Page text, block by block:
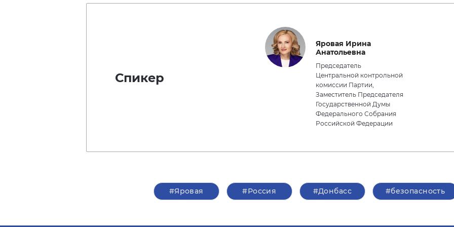
Спикер
Яровая Ирина
Анатольевна
Председатель
Центральной контрольной
комиссии Партии,
Заместитель Председателя
Государственной Думы
Федерального Собрания
Российской Федерации
#Яровая #Россия #Донбасс #безопасность